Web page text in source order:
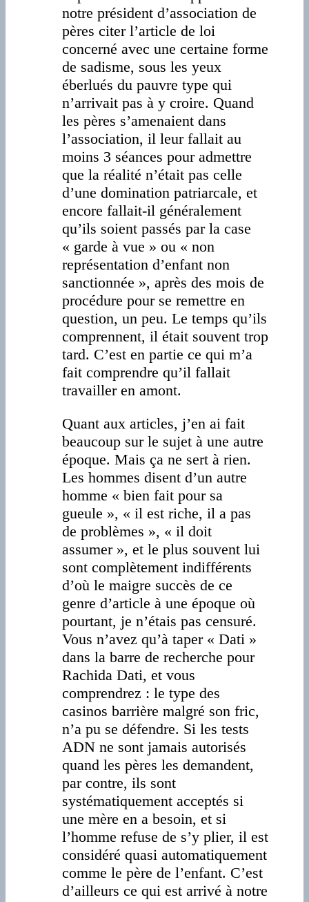
notre président d’association de
pères citer l’article de loi
concerné avec une certaine forme
de sadisme, sous les yeux
éberlués du pauvre type qui
n’arrivait pas à y croire. Quand
les pères s’amenaient dans
l’association, il leur fallait au
moins 3 séances pour admettre
que la réalité n’était pas celle
d’une domination patriarcale, et
encore fallait-il généralement
qu’ils soient passés par la case
« garde à vue » ou « non
représentation d’enfant non
sanctionnée », après des mois de
procédure pour se remettre en
question, un peu. Le temps qu’ils
comprennent, il était souvent trop
tard. C’est en partie ce qui m’a
fait comprendre qu’il fallait
travailler en amont.
Quant aux articles, j’en ai fait
beaucoup sur le sujet à une autre
époque. Mais ça ne sert à rien.
Les hommes disent d’un autre
homme « bien fait pour sa
gueule », « il est riche, il a pas
de problèmes », « il doit
assumer », et le plus souvent lui
sont complètement indifférents
d’où le maigre succès de ce
genre d’article à une époque où
pourtant, je n’étais pas censuré.
Vous n’avez qu’à taper « Dati »
dans la barre de recherche pour
Rachida Dati, et vous
comprendrez : le type des
casinos barrière malgré son fric,
n’a pu se défendre. Si les tests
ADN ne sont jamais autorisés
quand les pères les demandent,
par contre, ils sont
systématiquement acceptés si
une mère en a besoin, et si
l’homme refuse de s’y plier, il est
considéré quasi automatiquement
comme le père de l’enfant. C’est
d’ailleurs ce qui est arrivé à notre